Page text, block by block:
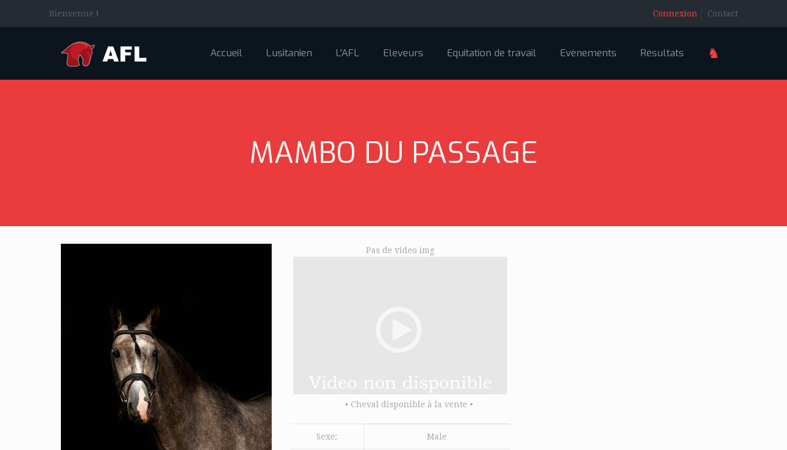
Bienvenue ! Connexion Contact
Accueil Lusitanien L'AFL Eleveurs Equitation de travail Evènements Résultats ♞
MAMBO DU PASSAGE
Pas de video img
• Cheval disponible à la vente •
Sexe: Male